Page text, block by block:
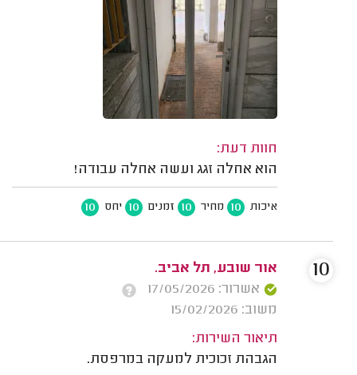
חוות דעת:
הוא אחלה זגג ועשה אחלה עבודה!
איכות 10 מחיר 10 זמנים 10 יחס 10
אור שובע, תל אביב.
אשרור: 17/05/2026
משוב: 15/02/2026
תיאור השירות:
הגבהת זכוכית למעקה במרפסת.
10